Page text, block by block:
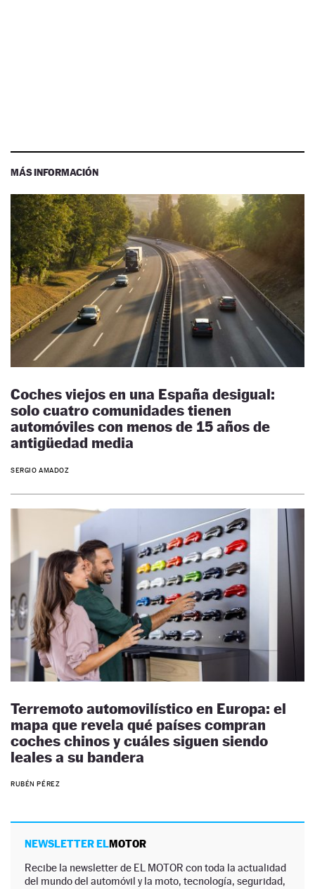
MÁS INFORMACIÓN
Coches viejos en una España desigual:
solo cuatro comunidades tienen
automóviles con menos de 15 años de
antigüedad media
SERGIO AMADOZ
Terremoto automovilístico en Europa: el
mapa que revela qué países compran
coches chinos y cuáles siguen siendo
leales a su bandera
RUBÉN PÉREZ
NEWSLETTER ELMOTOR
Recibe la newsletter de EL MOTOR con toda la actualidad
del mundo del automóvil y la moto, tecnología, seguridad,